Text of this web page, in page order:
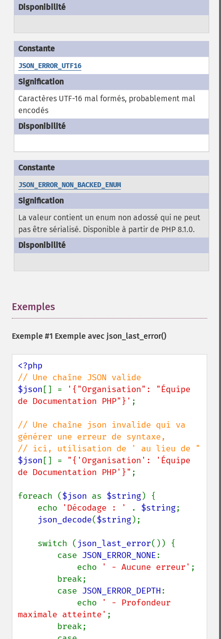
JSON_ERROR_UTF16
Caractères UTF-16 mal formés, probablement mal
encodés
JSON_ERROR_NON_BACKED_ENUM
La valeur contient un enum non adossé qui ne peut
pas être sérialisé. Disponible à partir de PHP 8.1.0.
Exemples
Exemple #1 Exemple avec json_last_error()
$json [] =
'{"Organisation": "Équipe
de Documentation PHP"}' ;
// Une chaîne json invalide qui va
générer une erreur de syntaxe,
$json [] = "{'Organisation': 'Équipe
de Documentation PHP'}" ;
foreach ($json as $string) {
    echo
'Décodage : ' . $string;
json_decode($string);
    switch (
json_last_error()) {
        case
JSON_ERROR_NONE:
            echo
' - Aucune erreur' ;
        case
JSON_ERROR_DEPTH:
            echo
' - Profondeur
maximale atteinte' ;